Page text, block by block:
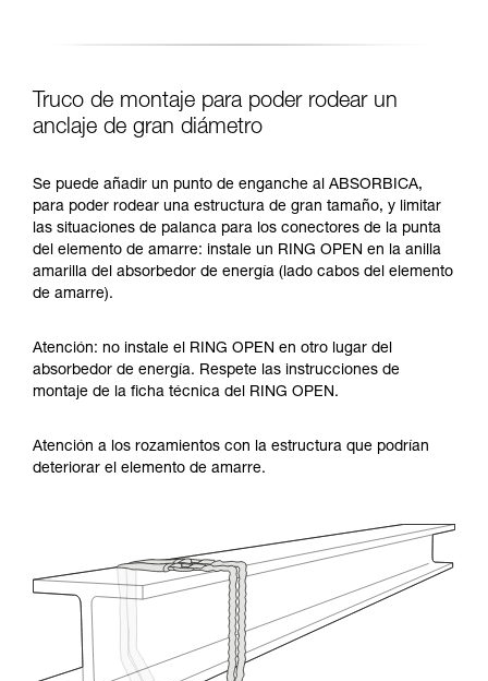
Truco de montaje para poder rodear un
anclaje de gran diámetro
Se puede añadir un punto de enganche al ABSORBICA,
para poder rodear una estructura de gran tamaño, y limitar
las situaciones de palanca para los conectores de la punta
del elemento de amarre: instale un RING OPEN en la anilla
amarilla del absorbedor de energía (lado cabos del elemento
de amarre).
Atención: no instale el RING OPEN en otro lugar del
absorbedor de energía. Respete las instrucciones de
montaje de la ficha técnica del RING OPEN.
Atención a los rozamientos con la estructura que podrían
deteriorar el elemento de amarre.